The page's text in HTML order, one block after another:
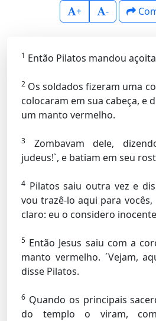
+ -
1 Então Pilatos mandou
2 Os soldados fizeram uma
colocaram em sua cabeça, e
um manto vermelho.
3
Zombavam dele,
judeus!`, e batiam em seu
4 Pilatos saiu outra vez e
vou trazê-lo aqui para
claro: eu o considero
5 Então Jesus saiu com a
manto vermelho. ´Vejam,
disse Pilatos.
6 Quando os principais
do templo o viram,